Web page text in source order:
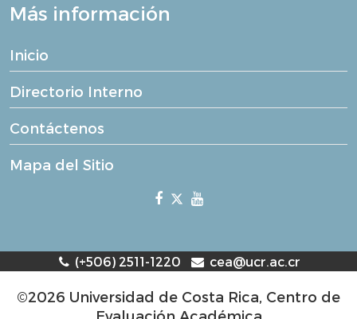
Más información
Inicio
Directorio Interno
Contáctenos
Mapa del Sitio
(+506) 2511-1220 cea@ucr.ac.cr
©2026 Universidad de Costa Rica, Centro de
Evaluación Académica